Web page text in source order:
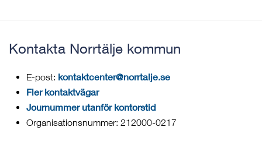
Kontakta Norrtälje kommun
E-post: kontaktcenter@norrtalje.se
Fler kontaktvägar
Journummer utanför kontorstid
Organisationsnummer: 212000-0217